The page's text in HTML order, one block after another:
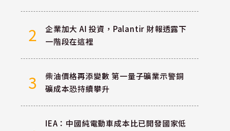
2
企業加大 AI 投資，Palantir 財報透露下
一階段在這裡
3
柴油價格再添變數 第一量子礦業示警銅
礦成本恐持續攀升
IEA：中國純電動車成本比已開發國家低